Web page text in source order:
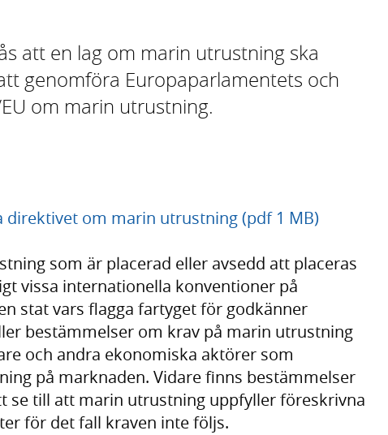
att en lag om marin utrustning ska
genomföra Europaparlamentets och
om marin utrustning.
direktivet om marin utrustning (pdf 1 MB)
som är placerad eller avsedd att placeras
vissa internationella konventioner på
stat vars flagga fartyget för godkänner
bestämmelser om krav på marin utrustning
och andra ekonomiska aktörer som
på marknaden. Vidare finns bestämmelser
se till att marin utrustning uppfyller föreskrivna
för det fall kraven inte följs.